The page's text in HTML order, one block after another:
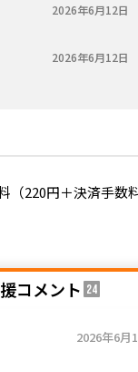
2026年6月12日
2026年6月12日
（220円＋決済手数
コメント 24
2026年6月